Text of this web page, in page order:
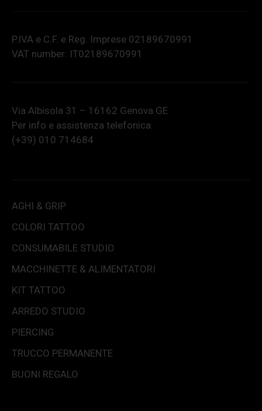
P.IVA e C.F. e Reg. Imprese 02189670991
VAT number: IT02189670991
Via Albisola 31 – 16162 Genova GE
Per info e assistenza telefonica:
(+39) 010 714684
AGHI & GRIP
COLORI TATTOO
CONSUMABILE STUDIO
MACCHINETTE & ALIMENTATORI
KIT TATTOO
ARREDO STUDIO
PIERCING
TRUCCO PERMANENTE
BUONI REGALO